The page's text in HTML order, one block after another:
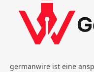
germanwire ist eine